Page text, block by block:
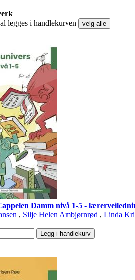
legges i handlekurven
velg alle
Damm nivå 1-5 -
, Silje Helen Ambjørnrød , Linda
Legg i handlekurv